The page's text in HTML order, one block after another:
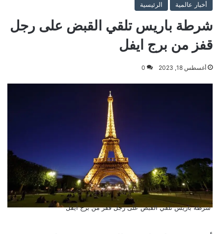
أخبار عالمية الرئيسية
شرطة باريس تلقي القبض على رجل
قفز من برج ايفل
أغسطس 18, 2023 0
شرطة باريس تلقي القبض على رجل قفز من برج ايفل